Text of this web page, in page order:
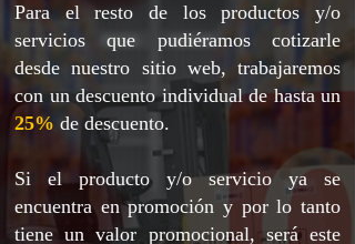
Para el resto de los productos y/o
servicios que pudiéramos cotizarle
desde nuestro sitio web, trabajaremos
con un descuento individual de hasta un
25% de descuento.
Si el producto y/o servicio ya se
encuentra en promoción y por lo tanto
tiene un valor promocional, será este